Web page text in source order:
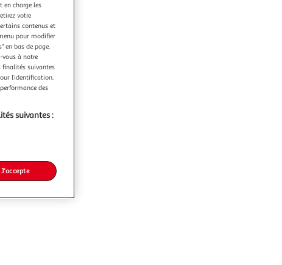
en charge les
votre
contenus et
pour modifier
en bas de page.
vous à notre
finalités suivantes
l’identification.
des
suivantes :
J'accepte